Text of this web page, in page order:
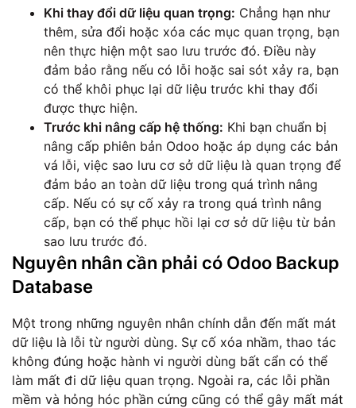
Khi thay đổi dữ liệu quan trọng: Chẳng hạn như
thêm, sửa đổi hoặc xóa các mục quan trọng, bạn
nên thực hiện một sao lưu trước đó. Điều này
đảm bảo rằng nếu có lỗi hoặc sai sót xảy ra, bạn
có thể khôi phục lại dữ liệu trước khi thay đổi
được thực hiện.
Trước khi nâng cấp hệ thống: Khi bạn chuẩn bị
nâng cấp phiên bản Odoo hoặc áp dụng các bản
vá lỗi, việc sao lưu cơ sở dữ liệu là quan trọng để
đảm bảo an toàn dữ liệu trong quá trình nâng
cấp. Nếu có sự cố xảy ra trong quá trình nâng
cấp, bạn có thể phục hồi lại cơ sở dữ liệu từ bản
sao lưu trước đó.
Nguyên nhân cần phải có Odoo Backup
Database
Một trong những nguyên nhân chính dẫn đến mất mát
dữ liệu là lỗi từ người dùng. Sự cố xóa nhầm, thao tác
không đúng hoặc hành vi người dùng bất cẩn có thể
làm mất đi dữ liệu quan trọng. Ngoài ra, các lỗi phần
mềm và hỏng hóc phần cứng cũng có thể gây mất mát